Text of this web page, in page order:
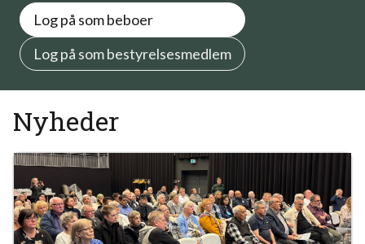
Log på som beboer
Log på som bestyrelsesmedlem
Nyheder